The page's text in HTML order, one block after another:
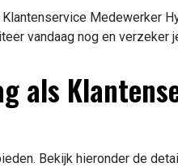
Medewerker
vandaag nog en verzeker
als
Bekijk hieronder de